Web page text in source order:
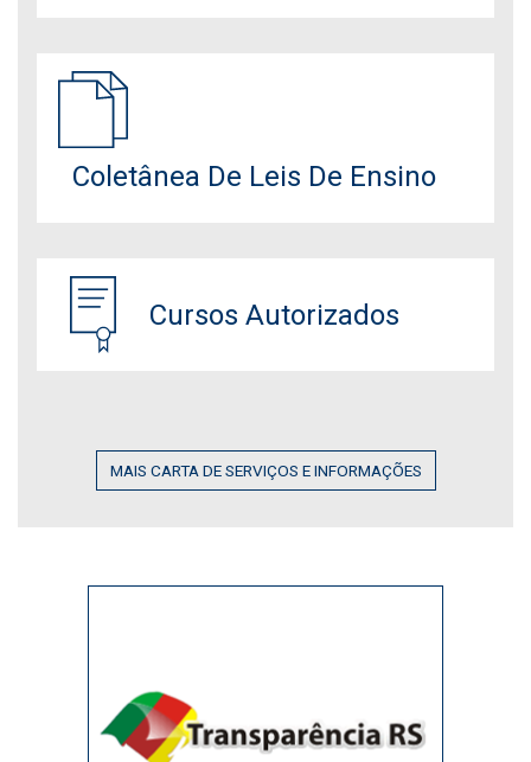
Coletânea De Leis De Ensino
Cursos Autorizados
MAIS CARTA DE SERVIÇOS E INFORMAÇÕES